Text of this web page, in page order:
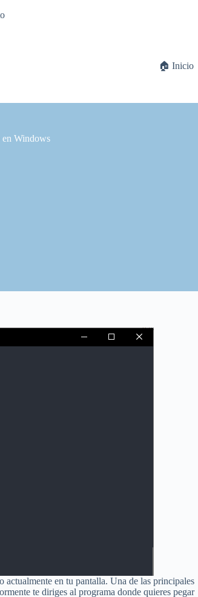
🏠 Inicio
en Windows
actualmente en tu pantalla. Una de las principales
te diriges al programa donde quieres pegar